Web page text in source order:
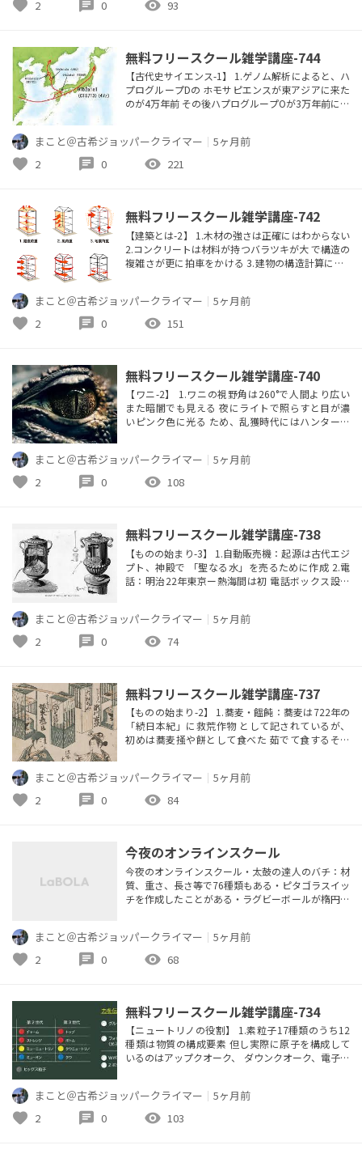
10世紀の菜畑遺跡、 稲作は600年間北...
favorite 2 chat 0 visibility 93
無料フリースクール雑学講座-744
【古代史サイエンス-1】 1.ゲノム解析によると、ハ
プログループDの ホモサピエンスが東アジアに来た
のが4万年前 その後ハプログループOが3万年前に中
入は少なく、独自の文化、言葉となる 2.朝鮮半島南
部は気候変動で1万2000年前～ 7500年前は無人だ
った。 7300年前に鹿児島南部の鬼界カルデラ大...
まこと＠古希ジョッパークライマー ｜ 5ヶ月前
favorite 2 chat 0 visibility 221
無料フリースクール雑学講座-742
【建築とは-2】 1.木材の強さは正確にはわからない
2.コンクリートは材料が持つバラツキが大 で構造の
複雑さが更に拍車をかける 3.建物の構造計算には4
造計算をゴムしていない建物は沢山ある 4.地盤は3
種類に分けられ、種類によって 構造計算は異なる
5.2005年11月にA元1級建築士による構造計算書 ...
まこと＠古希ジョッパークライマー ｜ 5ヶ月前
favorite 2 chat 0 visibility 151
無料フリースクール雑学講座-740
【ワニ-2】 1.ワニの視野角は260°で人間より広い
また暗闇でも見える 夜にライトで照らすと目が濃
いピンク色に光る ため、乱獲時代にはハンターは
叫ぶ 3.ワニの免疫力は強力で、感染症にはならない
人間への応用を研究中である 4.ワニは時速20ｋｍ
で泳ぐので逃げても無理 5.ワニの寿命は50年以
まこと＠古希ジョッパークライマー ｜ 5ヶ月前
favorite 2 chat 0 visibility 108
無料フリースクール雑学講座-738
【ものの始まり-3】 1.自動販売機：起源は古代エジ
プト、神殿で 「聖なる水」を売るために作成 2.電
話：明治22年東京ー熱海間は初 電話ボックス設置
ガ」が起源 5.Tシャツ：1930年代の米軍の「ユニオ
ンスーツ」 が起源 6.まな板：古墳時代4世紀後半の
ものが最古 →板に下駄状の脚がつけられていた...
まこと＠古希ジョッパークライマー ｜ 5ヶ月前
favorite 2 chat 0 visibility 74
無料フリースクール雑学講座-737
【ものの始まり-2】 1.蕎麦・饂飩：蕎麦は722年の
「続日本紀」に救荒作物 として記されているが、
初めは蕎麦掻や餅として食べた 茹でて食するそば
弁：駅弁は日本独自の文化 ・1877年の神戸駅説、
梅田駅説、1883年の上野駅説、 1884年の高崎駅
説、敦賀駅説、熊谷駅説 1885年の小山駅説、横川
まこと＠古希ジョッパークライマー ｜ 5ヶ月前
favorite 2 chat 0 visibility 84
今夜のオンラインスクール
今夜のオンラインスクール・太鼓の達人のバチ：材
質、重さ、長さ等で76種類もある・ピタゴラスイッ
チを作成したことがある・ラグビーボールが楕円球
結晶と柔らかい非結晶から細い糸を作り、それを50
本合わせたのが蜘蛛の糸・自販機の起源は古代エジ
プトで紀元前に神殿で聖なる水を売っていたのが最
まこと＠古希ジョッパークライマー ｜ 5ヶ月前
favorite 2 chat 0 visibility 68
無料フリースクール雑学講座-734
【ニュートリノの役割】 1.素粒子17種類のうち12
種類は物質の構成要素 但し実際に原子を構成して
いるのはアップクオーク、 ダウンクオーク、電子だ
果たしている 3.宇宙初期に物質と反物質が対消滅し
ていく中で 物質がわずかに反物質より多かったの
はニュートリノ が関係していた 4.太陽（恒星）の
まこと＠古希ジョッパークライマー ｜ 5ヶ月前
favorite 2 chat 0 visibility 103